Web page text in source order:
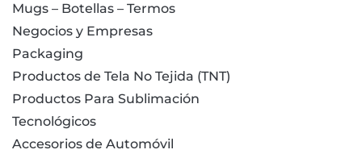
Mugs – Botellas – Termos
Negocios y Empresas
Packaging
Productos de Tela No Tejida (TNT)
Productos Para Sublimación
Tecnológicos
Accesorios de Automóvil